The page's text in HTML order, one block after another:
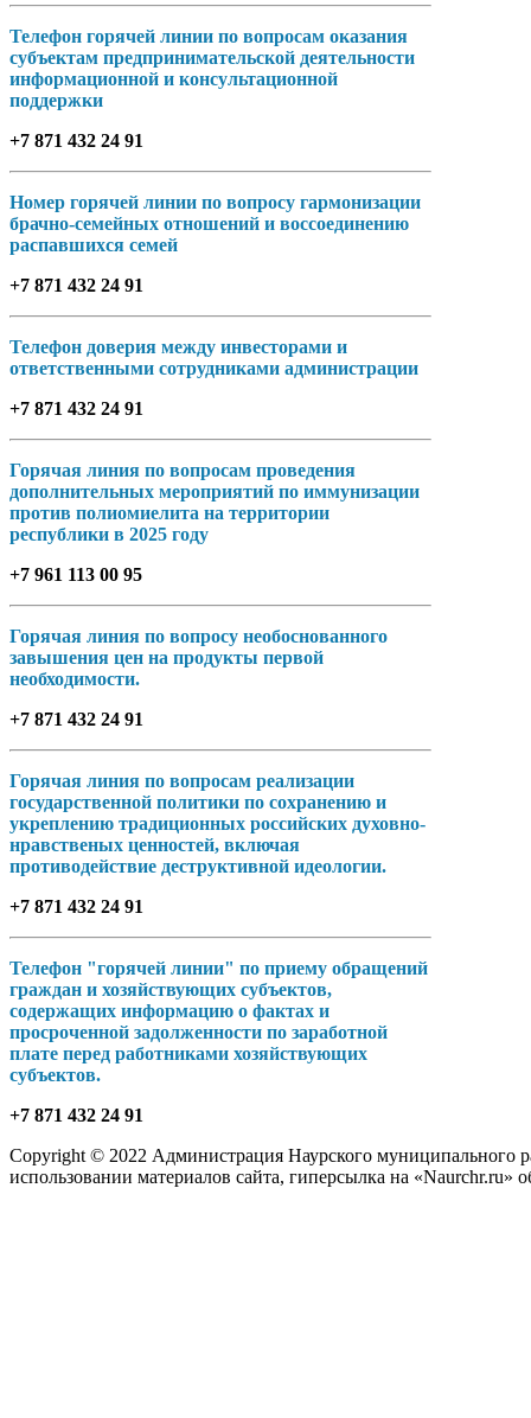
Телефон горячей линии по вопросам оказания
субъектам предпринимательской деятельности
информационной и консультационной
поддержки
+7 871 432 24 91
Номер горячей линии по вопросу гармонизации
брачно-семейных отношений и воссоединению
распавшихся семей
+7 871 432 24 91
Телефон доверия между инвесторами и
ответственными сотрудниками администрации
+7 871 432 24 91
Горячая линия по вопросам проведения
дополнительных мероприятий по иммунизации
против полиомиелита на территории
республики в 2025 году
+7 961 113 00 95
Горячая линия по вопросу необоснованного
завышения цен на продукты первой
необходимости.
+7 871 432 24 91
Горячая линия по вопросам реализации
государственной политики по сохранению и
укреплению традиционных российских духовно-
нравственых ценностей, включая
противодействие деструктивной идеологии.
+7 871 432 24 91
Телефон "горячей линии" по приему обращений
граждан и хозяйствующих субъектов,
содержащих информацию о фактах и
просроченной задолженности по заработной
плате перед работниками хозяйствующих
субъектов.
+7 871 432 24 91
Copyright © 2022 Администрация Наурского муниципального
использовании материалов сайта, гиперсылка на «Naurchr.ru»